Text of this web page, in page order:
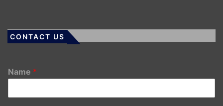
CONTACT US
Name *